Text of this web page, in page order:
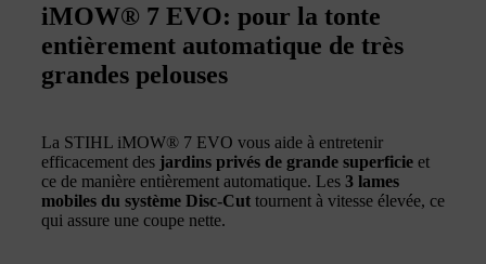
iMOW® 7 EVO: pour la tonte
entièrement automatique de très
grandes pelouses
La STIHL iMOW® 7 EVO vous aide à entretenir
efficacement des jardins privés de grande superficie et
ce de manière entièrement automatique. Les 3 lames
mobiles du système Disc-Cut tournent à vitesse élevée, ce
qui assure une coupe nette.